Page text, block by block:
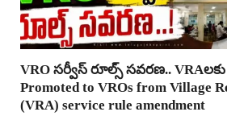
VRO సర్వీస్ రూల్స్ సవరణ.. VRAలకు
Promoted to VROs from Village
(VRA) service rule amendment